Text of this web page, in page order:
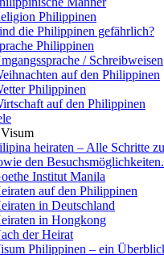
Philippinen
die Philippinen gefährlich?
Philippinen
/ Schreibweisen
auf den Philippinen
Philippinen
auf den Philippinen
heiraten – Alle Schritte
den Besuchsmöglichkeiten.
Institut Manila
auf den Philippinen
in Deutschland
in Hongkong
der Heirat
Philippinen – ein